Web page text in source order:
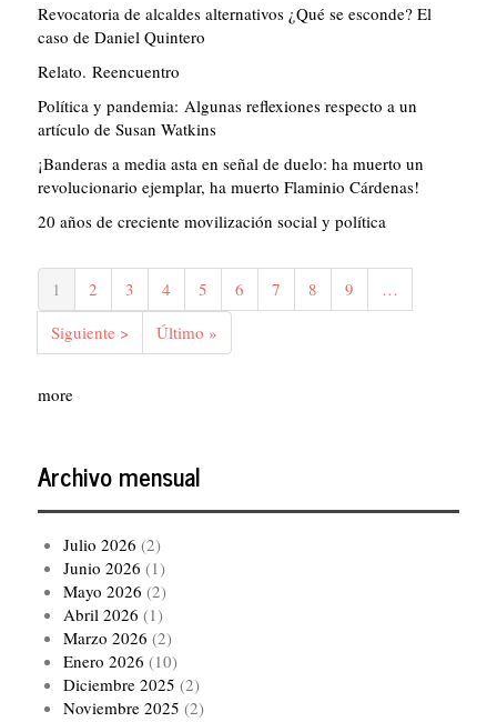
Revocatoria de alcaldes alternativos ¿Qué se esconde? El
caso de Daniel Quintero
Relato. Reencuentro
Política y pandemia: Algunas reflexiones respecto a un
artículo de Susan Watkins
¡Banderas a media asta en señal de duelo: ha muerto un
revolucionario ejemplar, ha muerto Flaminio Cárdenas!
20 años de creciente movilización social y política
Paginación
Página
actual
1 Página
2 Página
3 Página
4 Página
5 Página
6 Página
7 Página
8 Página
9
…
Siguiente
página
Siguiente >
Última
página
Último »
more
Archivo mensual
Julio 2026 (2)
Junio 2026 (1)
Mayo 2026 (2)
Abril 2026 (1)
Marzo 2026 (2)
Enero 2026 (10)
Diciembre 2025 (2)
Noviembre 2025 (2)